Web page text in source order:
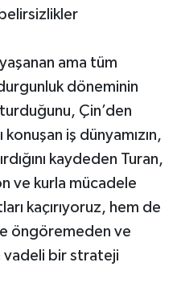
ama tüm
döneminin
Çin’den
iş dünyamızın,
kaydeden Turan,
ve kurla mücadele
kaçırıyoruz, hem de
öngöremeden ve
vadeli bir strateji